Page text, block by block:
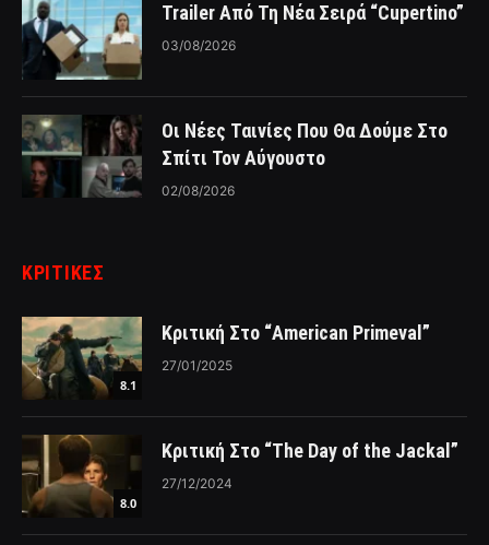
Trailer Από Τη Νέα Σειρά “Cupertino”
03/08/2026
Οι Νέες Ταινίες Που Θα Δούμε Στο
Σπίτι Τον Αύγουστο
02/08/2026
ΚΡΙΤΙΚΈΣ
8.1
Κριτική Στο “American Primeval”
27/01/2025
8.0
Κριτική Στο “The Day of the Jackal”
27/12/2024